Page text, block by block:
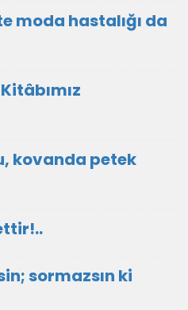
moda hastalığı da
kovanda petek
sormazsın ki